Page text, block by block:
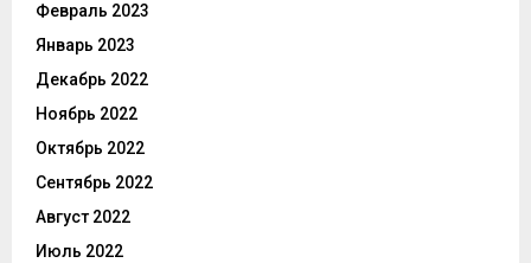
Февраль 2023
Январь 2023
Декабрь 2022
Ноябрь 2022
Октябрь 2022
Сентябрь 2022
Август 2022
Июль 2022